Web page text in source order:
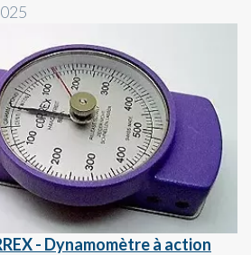
- Dynamomètre à action